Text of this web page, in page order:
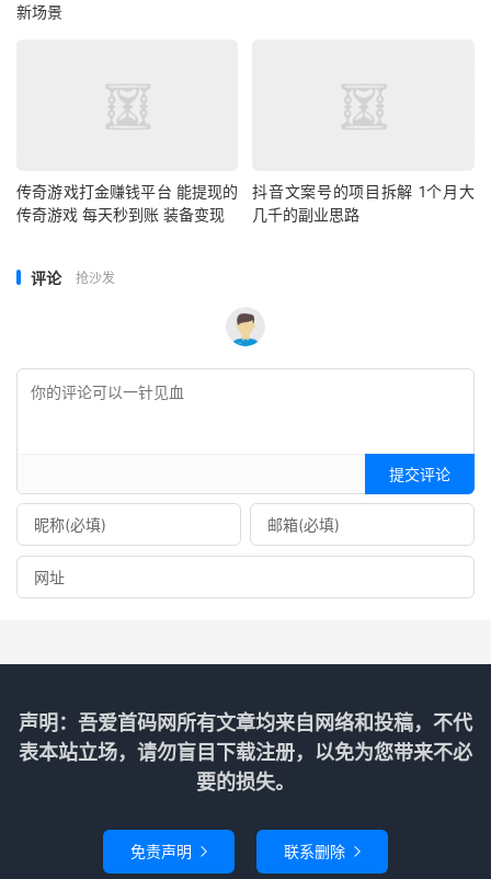
新场景
传奇游戏打金赚钱平台 能提现的
传奇游戏 每天秒到账 装备变现
抖音文案号的项目拆解 1个月大
几千的副业思路
评论 抢沙发
提交评论
声明：吾爱首码网所有文章均来自网络和投稿，不代
表本站立场，请勿盲目下载注册，以免为您带来不必
要的损失。
免责声明  联系删除 